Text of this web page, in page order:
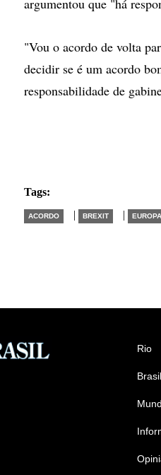
argumentou que "há
"Vou o acordo de volta
decidir se é um acordo
responsabilidade de
Tags:
ACORDO | BREXIT | EUROPA
Rio
Brasil